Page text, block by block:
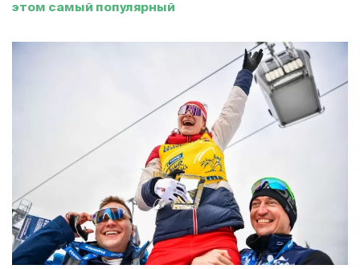
этом самый популярный